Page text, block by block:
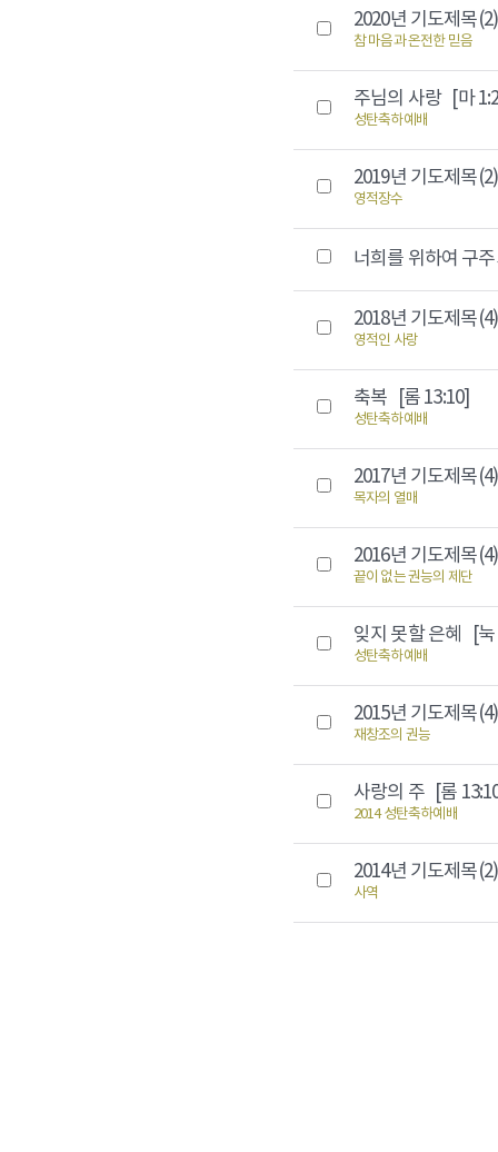
2020년 기도제목
참 마음과 온전한 믿음
주님의 사랑 [마
성탄축하예배
2019년 기도제목
영적장수
너희를 위하여 구
2018년 기도제목
영적인 사랑
축복 [롬 13:10]
성탄축하예배
2017년 기도제목
목자의 열매
2016년 기도제목
끝이 없는 권능의 제단
잊지 못할 은혜 [
성탄축하예배
2015년 기도제목
재창조의 권능
사랑의 주 [롬
2014 성탄축하예배
2014년 기도제목
사역